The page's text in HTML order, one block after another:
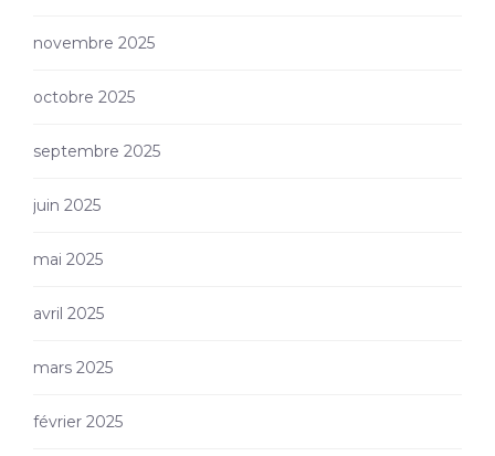
novembre 2025
octobre 2025
septembre 2025
juin 2025
mai 2025
avril 2025
mars 2025
février 2025